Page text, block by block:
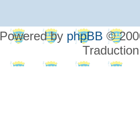
Powered by phpBB ©